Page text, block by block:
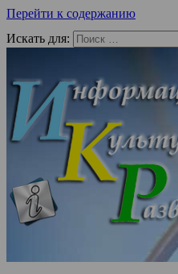
Перейти к содержанию
Искать для: